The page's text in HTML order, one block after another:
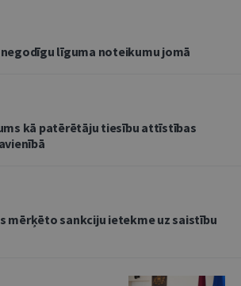
līguma noteikumu jomā
kā patērētāju tiesību attīstības
mērķēto sankciju ietekme uz saistību